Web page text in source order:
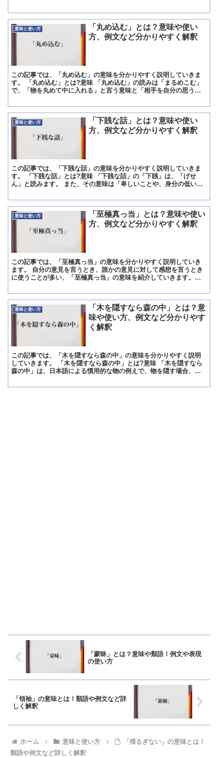
意味と使い方
「丸め込む」とは？意味や使い
方、例文など分かりやすく解釈
この記事では、「丸め込む」の意味を分かりやすく説明していきま
す。 「丸め込む」とは?意味 「丸め込む」の読みは「まるめこむ」
で、「物を丸めて中に入れる」と言う意味と「相手を自分の思う通
意味と使い方
「下賎な話」とは？意味や使い
方、例文など分かりやすく解釈
この記事では、「下賎な話」の意味を分かりやすく説明していきま
す。 「下賎な話」とは?意味 「下賎な話」の「下賎」は、「げせ
ん」と読みます。 また、その意味は「卑しいことや、身分の低いこ
意味と使い方
「至極真っ当」とは？意味や使い
方、例文など分かりやすく解釈
この記事では、「至極真っ当」の意味を分かりやすく説明していき
ます。 自分の意見を言うとき、誰かの意見に対して感想を言うとき
に使うことが多い、「至極真っ当」の意味を紹介していきます。
意味と使い方
「木を隠すなら森の中」とは？意
味や使い方、例文など分かりやす
く解釈
この記事では、「木を隠すなら森の中」の意味を分かりやすく説明
していきます。 「木を隠すなら森の中」とは?意味 「木を隠すなら
森の中」は、日本語による慣用的な物の例えで、物を隠す場合、似
「蒙昧」とは？意味や類語！例文や表現
の使い方
「領袖」の意味とは！類語や例文など詳
しく解釈
ホーム 意味と使い方
「揺るぎない」の意味とは！
類語や例文など詳しく解釈